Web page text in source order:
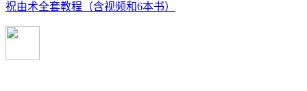
祝由术全套教程（含视频和6本书）